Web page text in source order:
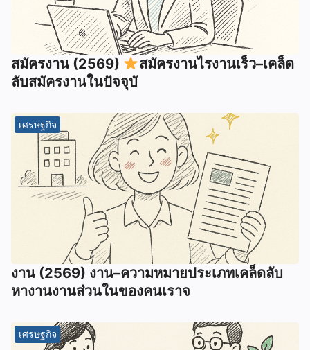
สมัครงาน (2569)
สมัครงานไรงานเร็ว–เคล็ด
ลับสมัครงานในปัจจุบั
เศรษฐกิจ
งาน (2569) งาน–ความหมายประเภทเคล็ดลับ
หางานงานส่วนในของคนเราจ
เศรษฐกิจ